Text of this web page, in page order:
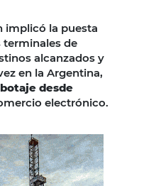
implicó la puesta
terminales de
alcanzados y
en la Argentina,
desde
electrónico.